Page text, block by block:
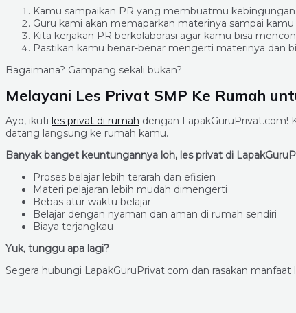
Kamu sampaikan PR yang membuatmu kebingungan.
Guru kami akan memaparkan materinya sampai kamu
Kita kerjakan PR berkolaborasi agar kamu bisa
Pastikan kamu benar-benar mengerti materinya dan
Bagaimana? Gampang sekali bukan?
Melayani Les Privat SMP Ke Rumah
Ayo, ikuti les privat di rumah dengan LapakGuruPrivat.com!
datang langsung ke rumah kamu.
Banyak banget keuntungannya loh, les privat di
Proses belajar lebih terarah dan efisien
Materi pelajaran lebih mudah dimengerti
Bebas atur waktu belajar
Belajar dengan nyaman dan aman di rumah sendiri
Biaya terjangkau
Yuk, tunggu apa lagi?
Segera hubungi LapakGuruPrivat.com dan rasakan